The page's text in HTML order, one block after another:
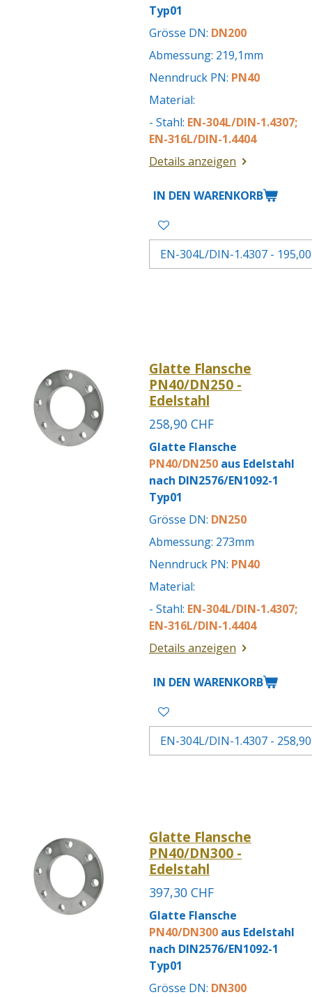
Typ01
Grösse DN: DN200
Abmessung: 219,1mm
Nenndruck PN: PN40
Material:
- Stahl: EN-304L/DIN-1.4307;
EN-316L/DIN-1.4404
Details anzeigen
IN DEN WARENKORB
Glatte Flansche
PN40/DN250 -
Edelstahl
258,90 CHF
Glatte Flansche
PN40/DN250 aus Edelstahl
nach DIN2576/EN1092-1
Typ01
Grösse DN: DN250
Abmessung: 273mm
Nenndruck PN: PN40
Material:
- Stahl: EN-304L/DIN-1.4307;
EN-316L/DIN-1.4404
Details anzeigen
IN DEN WARENKORB
Glatte Flansche
PN40/DN300 -
Edelstahl
397,30 CHF
Glatte Flansche
PN40/DN300 aus Edelstahl
nach DIN2576/EN1092-1
Typ01
Grösse DN: DN300